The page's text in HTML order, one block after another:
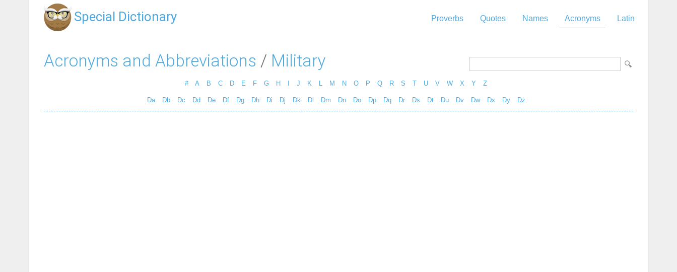
Special Dictionary Proverbs Quotes Names Acronyms Latin
Acronyms and Abbreviations / Military
# A B C D E F G H J K M N O P Q R S T U V W X Y Z
Da Db Dc Dd De Df Dg Dh Di Dj Dk Dl Dm Dn Do Dp Dq Dr Ds Dt Du Dv Dw Dx Dy Dz